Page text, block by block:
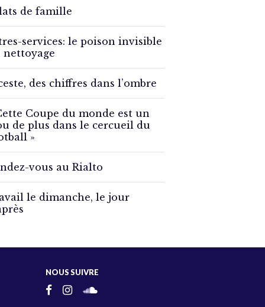
de famille
services: le poison invisible
nettoyage
des chiffres dans l’ombre
Coupe du monde est un
de plus dans le cercueil du
»
vous au Rialto
le dimanche, le jour
NOUS SUIVRE